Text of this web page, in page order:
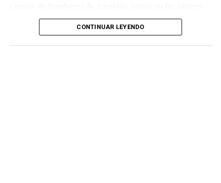
para sofocar el fuego, logrando controlar la emergencia
tras varios minutos de trabajo.
CONTINUAR LEYENDO